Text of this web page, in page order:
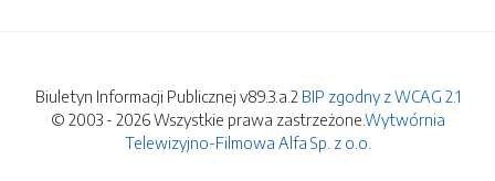
Biuletyn Informacji Publicznej v89.3.a.2 BIP zgodny z WCAG 2.1
© 2003 - 2026 Wszystkie prawa zastrzeżone.Wytwórnia
Telewizyjno-Filmowa Alfa Sp. z o.o.